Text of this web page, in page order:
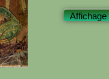
Affichage